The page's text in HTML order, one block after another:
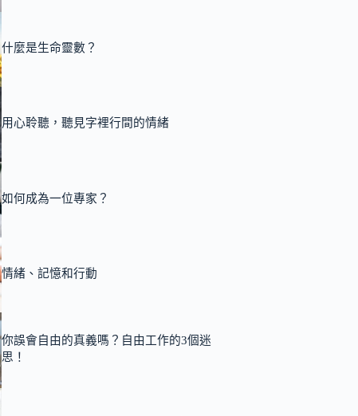
什麼是生命靈數？
用心聆聽，聽見字裡行間的情緒
如何成為一位專家？
情緒、記憶和行動
你誤會自由的真義嗎？自由工作的3個迷
思！